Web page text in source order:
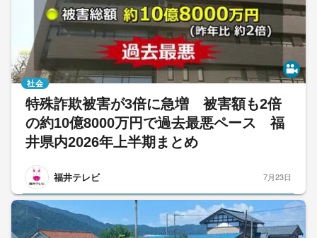
特殊詐欺被害が3倍に急増 被害額も2倍
の約10億8000万円で過去最悪ペース 福
井県内2026年上半期まとめ
福井テレビ
社会
7月23日